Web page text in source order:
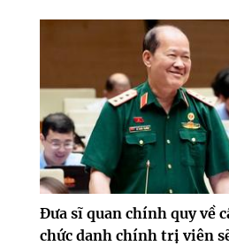
Đưa sĩ quan chính quy về
chức danh chính trị viên